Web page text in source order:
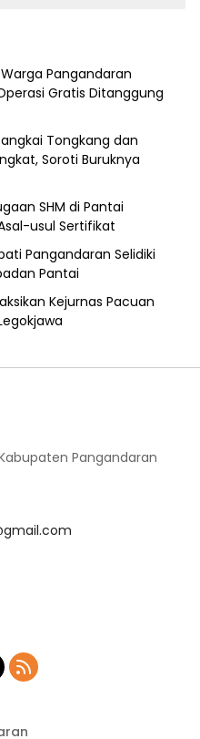
Pangandaran
Gratis Ditanggung
Tongkang dan
Soroti Buruknya
SHM di Pantai
usul Sertifikat
Pangandaran Selidiki
Pantai
Kejurnas Pacuan
Pangandaran